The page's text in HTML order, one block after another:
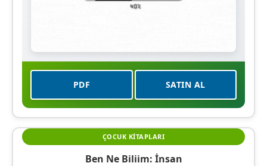
PDF SATIN AL
ÇOCUK KITAPLARI
Ben Ne Biliim: İnsan